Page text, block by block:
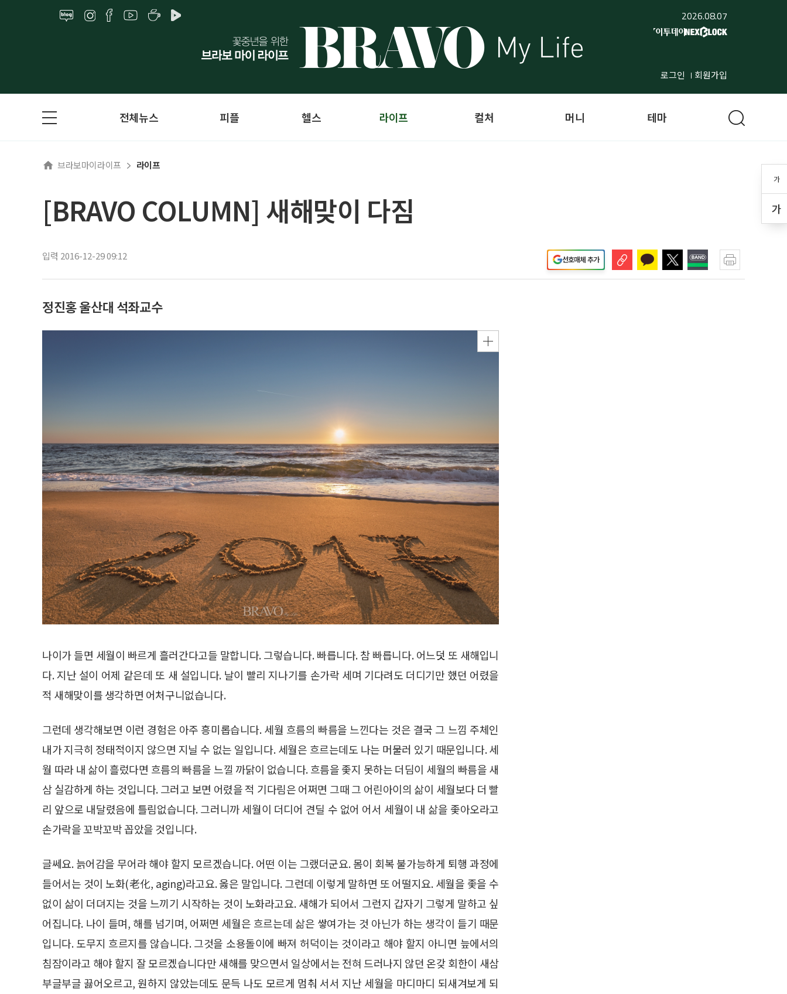
2026.08.07
로그인 회원가입
가
가
전체뉴스 피플 헬스 라이프 컬처 머니 테마
브라보마이라이프 라이프
[BRAVO COLUMN] 새해맞이 다짐
입력 2016-12-29 09:12 선호매체 추가
정진홍 울산대 석좌교수
나이가 들면 세월이 빠르게 흘러간다고들 말합니다. 그렇습니다. 빠릅니다. 참 빠릅니다. 어느덧 또 새해입니
다. 지난 설이 어제 같은데 또 새 설입니다. 날이 빨리 지나기를 손가락 세며 기다려도 더디기만 했던 어렸을
적 새해맞이를 생각하면 어처구니없습니다.
그런데 생각해보면 이런 경험은 아주 흥미롭습니다. 세월 흐름의 빠름을 느낀다는 것은 결국 그 느낌 주체인
내가 지극히 정태적이지 않으면 지닐 수 없는 일입니다. 세월은 흐르는데도 나는 머물러 있기 때문입니다. 세
월 따라 내 삶이 흘렀다면 흐름의 빠름을 느낄 까닭이 없습니다. 흐름을 좇지 못하는 더딤이 세월의 빠름을 새
삼 실감하게 하는 것입니다. 그러고 보면 어렸을 적 기다림은 어쩌면 그때 그 어린아이의 삶이 세월보다 더 빨
리 앞으로 내달렸음에 틀림없습니다. 그러니까 세월이 더디어 견딜 수 없어 어서 세월이 내 삶을 좇아오라고
손가락을 꼬박꼬박 꼽았을 것입니다.
글쎄요. 늙어감을 무어라 해야 할지 모르겠습니다. 어떤 이는 그랬더군요. 몸이 회복 불가능하게 퇴행 과정에
들어서는 것이 노화(老化, aging)라고요. 옳은 말입니다. 그런데 이렇게 말하면 또 어떨지요. 세월을 좇을 수
없이 삶이 더뎌지는 것을 느끼기 시작하는 것이 노화라고요. 새해가 되어서 그런지 갑자기 그렇게 말하고 싶
어집니다. 나이 들며, 해를 넘기며, 어쩌면 세월은 흐르는데 삶은 쌓여가는 것 아닌가 하는 생각이 들기 때문
입니다. 도무지 흐르지를 않습니다. 그것을 소용돌이에 빠져 허덕이는 것이라고 해야 할지 아니면 늪에서의
침잠이라고 해야 할지 잘 모르겠습니다만 새해를 맞으면서 일상에서는 전혀 드러나지 않던 온갖 회한이 새삼
부글부글 끓어오르고, 원하지 않았는데도 문득 나도 모르게 멈춰 서서 지난 세월을 마디마디 되새겨보게 되